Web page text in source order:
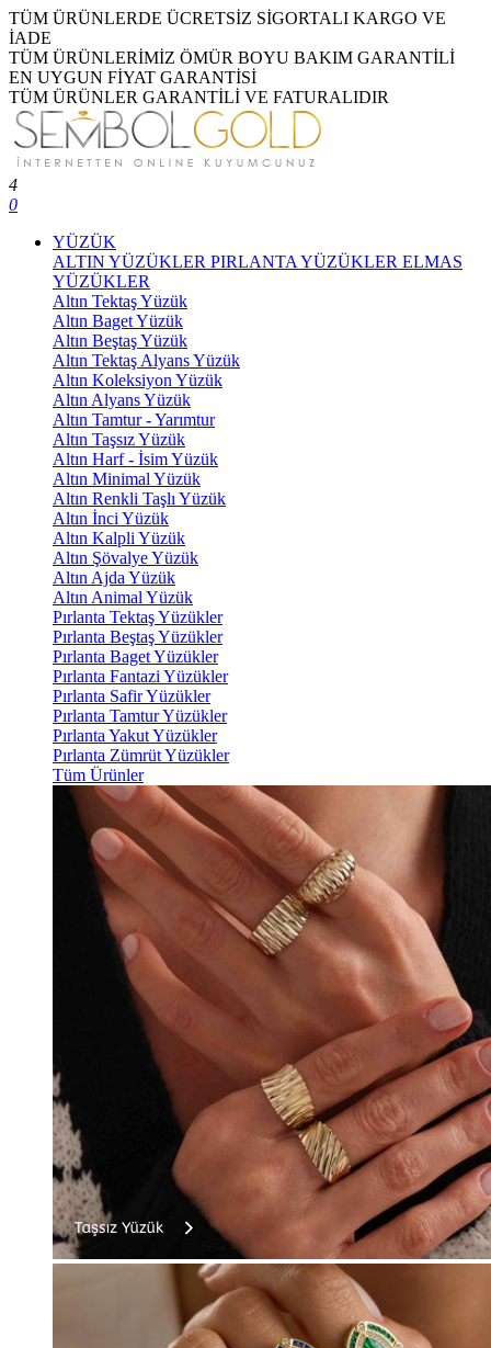
TÜM ÜRÜNLERDE ÜCRETSİZ SİGORTALI KARGO VE
İADE
TÜM ÜRÜNLERİMİZ ÖMÜR BOYU BAKIM GARANTİLİ
EN UYGUN FİYAT GARANTİSİ
TÜM ÜRÜNLER GARANTİLİ VE FATURALIDIR
4
0
YÜZÜK
ALTIN YÜZÜKLER PIRLANTA YÜZÜKLER ELMAS
YÜZÜKLER
Altın Tektaş Yüzük
Altın Baget Yüzük
Altın Beştaş Yüzük
Altın Tektaş Alyans Yüzük
Altın Koleksiyon Yüzük
Altın Alyans Yüzük
Altın Tamtur - Yarımtur
Altın Taşsız Yüzük
Altın Harf - İsim Yüzük
Altın Minimal Yüzük
Altın Renkli Taşlı Yüzük
Altın İnci Yüzük
Altın Kalpli Yüzük
Altın Şövalye Yüzük
Altın Ajda Yüzük
Altın Animal Yüzük
Pırlanta Tektaş Yüzükler
Pırlanta Beştaş Yüzükler
Pırlanta Baget Yüzükler
Pırlanta Fantazi Yüzükler
Pırlanta Safir Yüzükler
Pırlanta Tamtur Yüzükler
Pırlanta Yakut Yüzükler
Pırlanta Zümrüt Yüzükler
Tüm Ürünler